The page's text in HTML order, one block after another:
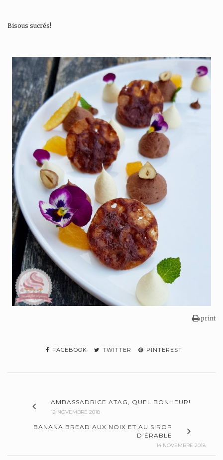
Bisous sucrés!
print
FACEBOOK TWITTER PINTEREST
AMBASSADRICE ATAG, QUEL BONHEUR!
12 NOVEMBRE 2018
BANANA BREAD AUX NOIX ET AU SIROP
D’ÉRABLE
14 NOVEMBRE 2018